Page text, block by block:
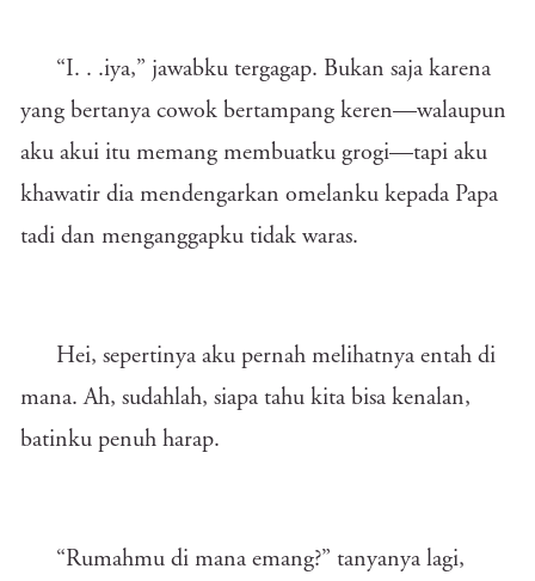
“I. . .iya,” jawabku tergagap. Bukan saja karena
yang bertanya cowok bertampang keren—walaupun
aku akui itu memang membuatku grogi—tapi aku
khawatir dia mendengarkan omelanku kepada Papa
tadi dan menganggapku tidak waras.
Hei, sepertinya aku pernah melihatnya entah di
mana. Ah, sudahlah, siapa tahu kita bisa kenalan,
batinku penuh harap.
“Rumahmu di mana emang?” tanyanya lagi,